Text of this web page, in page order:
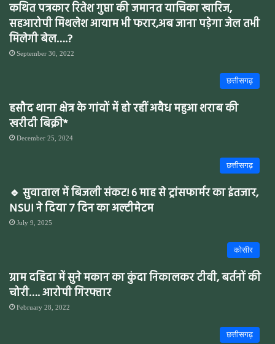
कथित पत्रकार रितेश गुप्ता की जमानत याचिका खारिज,
सहआरोपी मिथलेश आयाम भी फरार,अब जाना पड़ेगा जेल तभी
मिलेगी बेल….?
September 30, 2022
छत्तीसगढ़
हसौद थाना क्षेत्र के गांवों में हो रहीं अवैध महुआ शराब की
खरीदी बिक्री*
December 25, 2024
छत्तीसगढ़
🔹 सुवाताल में बिजली संकट! 6 माह से ट्रांसफार्मर का इंतजार,
NSUI ने दिया 7 दिन का अल्टीमेटम
July 9, 2025
कोसीर
ग्राम दहिदा में सुने मकान का कुंदा निकालकर टीवी, बर्तनों की
चोरी…. आरोपी गिरफ्तार
February 28, 2022
छत्तीसगढ़